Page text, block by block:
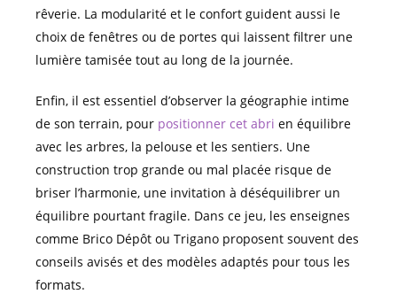
rêverie. La modularité et le confort guident aussi le
choix de fenêtres ou de portes qui laissent filtrer une
lumière tamisée tout au long de la journée.
Enfin, il est essentiel d’observer la géographie intime
de son terrain, pour positionner cet abri en équilibre
avec les arbres, la pelouse et les sentiers. Une
construction trop grande ou mal placée risque de
briser l’harmonie, une invitation à déséquilibrer un
équilibre pourtant fragile. Dans ce jeu, les enseignes
comme Brico Dépôt ou Trigano proposent souvent des
conseils avisés et des modèles adaptés pour tous les
formats.